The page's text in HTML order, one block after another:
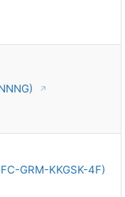
GRM-KKGSK-4F)